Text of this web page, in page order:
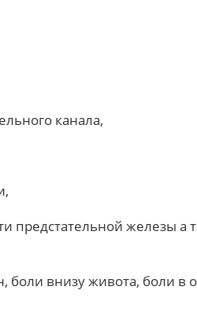
канала,
предстательной железы а
внизу живота, боли в